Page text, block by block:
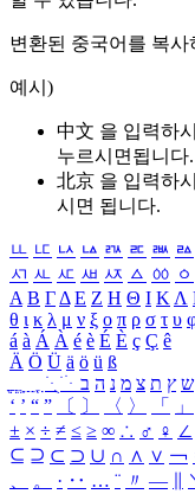
변환된 중국어를 복
예시)
中文 을 입력하
누르시면됩니다.
北京 을 입력하
시면 됩니다.
ㅥ ㅦ ㅧ ㅨ ㅩ ㅪ ㅫ ㅬ
ㅺ ㅻ ㅼ ㅽ ㅾ ㅿ ㆀ ㆁ
Α Β ΓΔ Ε Ζ Η Θ Ι ΚΛ
θ ι κ λ μ ν ξ ο π ρ σ τ υ
á à Á À é è É È ç Ç ê
Ä Ö Ü ä ö ü ß
ִֶֹ ֻּ ׁׂ ש ץ ת צ מ נ ה ב
‘ ’ “ ” 〔 〕 〈 〉 「 」
± × ÷ ≠ ≤ ≥ ∞ ∴ ♂ ♀ ∠
⊆ ⊇ ⊂ ⊃ ∪ ∩ ∧ ∨ ￢
、
。 · ‥ … ¨ 〃 ―